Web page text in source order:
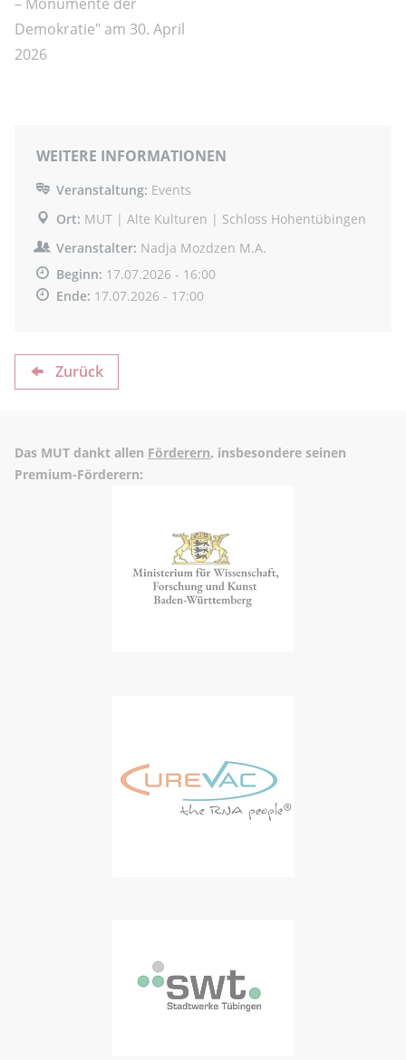
Demokratie" am 30. April
2026
WEITERE INFORMATIONEN
Veranstaltung: Events
Ort: MUT | Alte Kulturen | Schloss Hohentübingen
Veranstalter: Nadja Mozdzen M.A.
Beginn: 17.07.2026 - 16:00
Ende: 17.07.2026 - 17:00
Zurück
Das MUT dankt allen Förderern, insbesondere seinen
Premium-Förderern: